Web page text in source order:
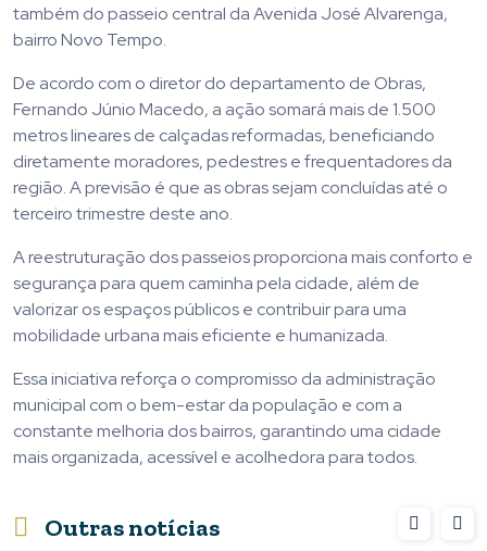
também do passeio central da Avenida José Alvarenga,
bairro Novo Tempo.
De acordo com o diretor do departamento de Obras,
Fernando Júnio Macedo, a ação somará mais de 1.500
metros lineares de calçadas reformadas, beneficiando
diretamente moradores, pedestres e frequentadores da
região. A previsão é que as obras sejam concluídas até o
terceiro trimestre deste ano.
A reestruturação dos passeios proporciona mais conforto e
segurança para quem caminha pela cidade, além de
valorizar os espaços públicos e contribuir para uma
mobilidade urbana mais eficiente e humanizada.
Essa iniciativa reforça o compromisso da administração
municipal com o bem-estar da população e com a
constante melhoria dos bairros, garantindo uma cidade
mais organizada, acessível e acolhedora para todos.
Outras notícias